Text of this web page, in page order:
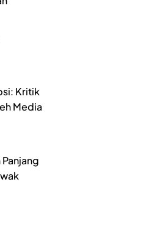
Kritik
Media